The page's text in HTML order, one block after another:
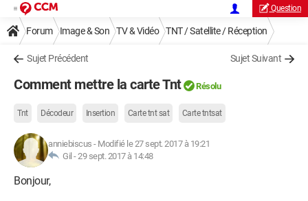
Question
Forum Image & Son TV & Vidéo TNT / Satellite / Réception
Sujet Précédent Sujet Suivant
Comment mettre la carte Tnt Résolu
Tnt Décodeur Insertion Carte tnt sat Carte tntsat
anniebiscus - Modifié le 27 sept. 2017 à 19:21
Gil -29 sept. 2017 à 14:48
Bonjour,